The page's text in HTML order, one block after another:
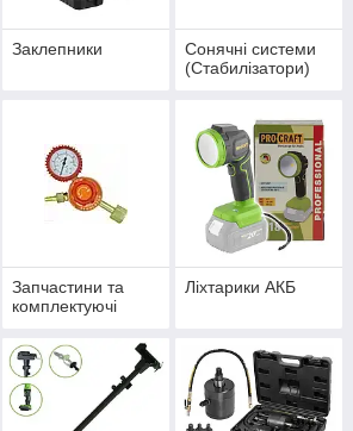
Заклепники
Сонячні системи
(Стабилізатори)
Запчастини та
комплектуючі
Ліхтарики АКБ